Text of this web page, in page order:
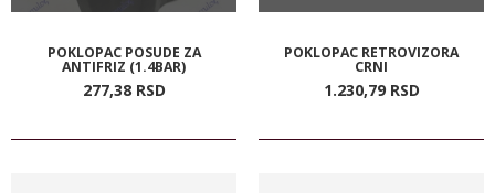
POKLOPAC POSUDE ZA
ANTIFRIZ (1.4BAR)
277,38 RSD
POKLOPAC RETROVIZORA
CRNI
1.230,79 RSD